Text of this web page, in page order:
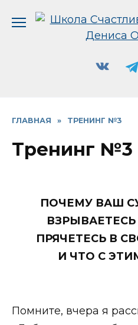
ГЛАВНАЯ » ТРЕНИНГ №3
Тренинг №3
ПОЧЕМУ ВАШ
ПРЯЧЕТЕСЬ В
И ЧТО С
Помните, вчера я